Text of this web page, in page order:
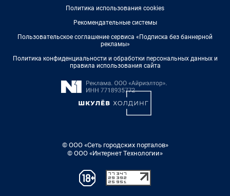
Политика использования cookies
Рекомендательные системы
Пользовательское соглашение сервиса «Подписка без баннерной
рекламы»
Политика конфиденциальности и обработки персональных данных и
правила использования сайта
© ООО «Сеть городских порталов»
© ООО «Интернет Технологии»